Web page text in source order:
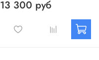
13 300 руб